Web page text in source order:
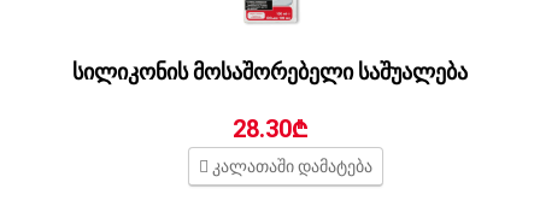
სილიკონის მოსაშორებელი საშუალება
28.30₾
კალათაში დამატება